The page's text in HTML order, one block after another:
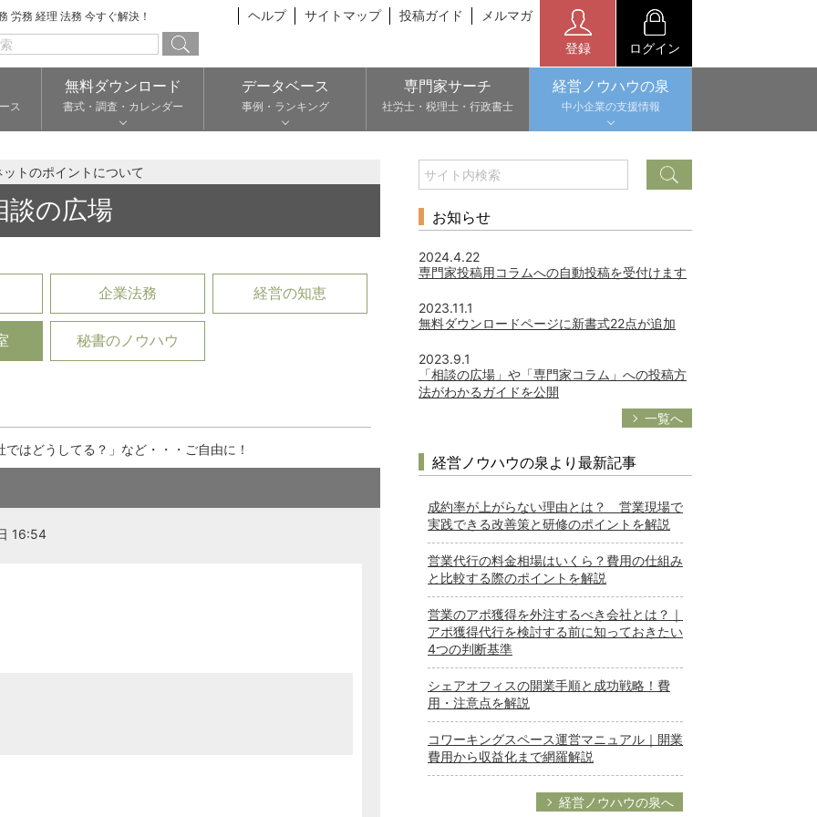
労務 経理 法務 今すぐ解決！ ヘルプ サイトマップ 投稿ガイド メルマガ
登録 ログイン
ス
無料ダウンロード
書式・調査・カレンダー
データベース
事例・ランキング
専門家サーチ
社労士・税理士・行政書士
経営ノウハウの泉
中小企業の支援情報
トのポイントについて
談の広場
企業法務 経営の知恵
秘書のノウハウ
はどうしてる？」など・・・ご自由に！
16:54
お知らせ
2024.4.22
専門家投稿用コラムへの自動投稿を受付けます
2023.11.1
無料ダウンロードページに新書式22点が追加
2023.9.1
「相談の広場」や「専門家コラム」への投稿方
法がわかるガイドを公開
一覧へ
経営ノウハウの泉より最新記事
成約率が上がらない理由とは？ 営業現場で
実践できる改善策と研修のポイントを解説
営業代行の料金相場はいくら？費用の仕組み
と比較する際のポイントを解説
営業のアポ獲得を外注するべき会社とは？｜
アポ獲得代行を検討する前に知っておきたい
4つの判断基準
シェアオフィスの開業手順と成功戦略！費
用・注意点を解説
コワーキングスペース運営マニュアル｜開業
費用から収益化まで網羅解説
経営ノウハウの泉へ